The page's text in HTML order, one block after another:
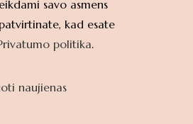
savo asmens
kad esate
politika.
naujienas